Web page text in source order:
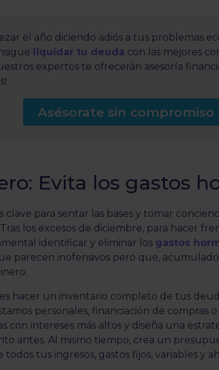
el año diciendo adiós a tus problemas
liquidar tu deuda con las mejores
expertos te ofrecerán asesoría
Asésorate sin compromiso
Evita los gastos
clave para sentar las bases y tomar
los excesos de diciembre, para hacer
identificar y eliminar los gastos
parecen inofensivos pero que,
hacer un inventario completo de tus
personales, financiación de compras o
con intereses más altos y diseña una
antes. Al mismo tiempo, crea un
tus ingresos, gastos fijos, variables y